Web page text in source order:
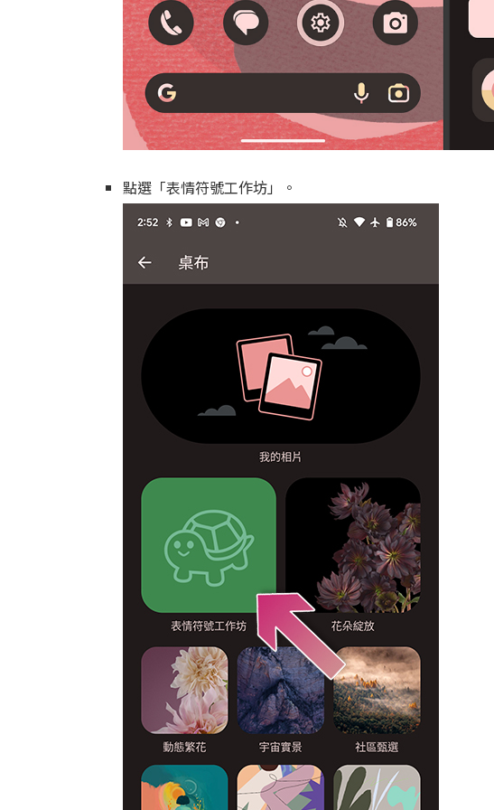
點選「表情符號工作坊」。